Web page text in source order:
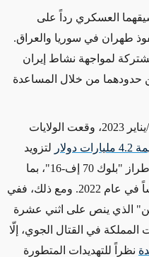
العسكري رداً على
طهران في سوريا والعراق.
لمواجهة نشاط إيران
حدودهما من خلال المساعدة
وفي الآونة الأخيرة، في كانون الثاني/يناير 2023، وقعت الولايات
لتزويد
الأردن بطائرات مقاتلة متطورة من طراز "بلوك 70 إف-16"، بما
في عام 2022. ومع ذلك، ففي
الذي ينص على اثني عشرة
في القتال الجوي، إلّا
نظراً للتهديدات المتطورة